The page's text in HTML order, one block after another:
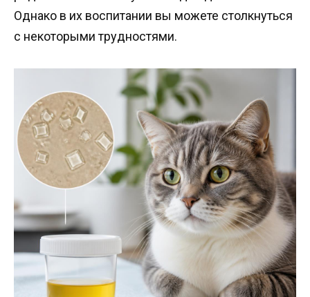
Однако в их воспитании вы можете столкнуться
с некоторыми трудностями.